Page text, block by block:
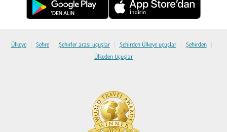
Ülkeye | Şehre | Şehirler arası uçuşlar | Şehirden Ülkeye uçuşlar | Şehirden |
Ülkeden Uçuşlar